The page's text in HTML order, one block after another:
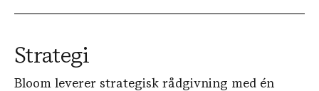
Strategi
Bloom leverer strategisk rådgivning med én